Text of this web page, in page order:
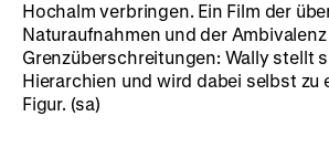
Hochalm verbringen. Ein Film der
Naturaufnahmen und der
Grenzüberschreitungen: Wally stellt
Hierarchien und wird dabei selbst zu
Figur. (sa)